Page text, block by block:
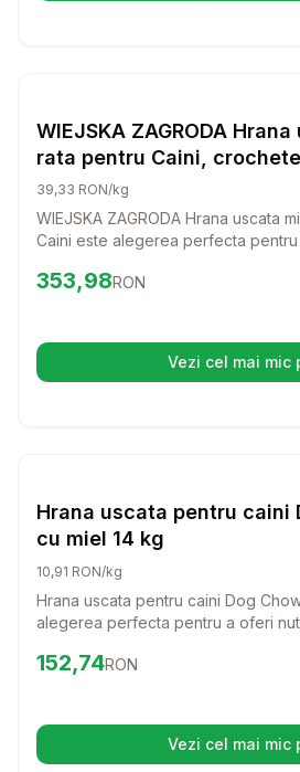
WIEJSKA ZAGRODA
rata pentru Caini,
39,33 RON/kg
WIEJSKA ZAGRODA Hrana uscata
Caini este alegerea perfecta pentru
face ca fiecare masa sa fie o
Preț: 353.98 RON
353,98RON
Vezi cel mai mic
(se
Hrana uscata pentru caini
cu miel 14 kg
10,91 RON/kg
Hrana uscata pentru caini Dog
alegerea perfecta pentru a oferi
orez, aceasta hrana este formulata
Preț:152.74
152,74RON
Vezi cel mai mic
(se